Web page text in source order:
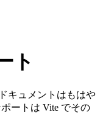
ト
キュメントはもはや
ートは Vite でその